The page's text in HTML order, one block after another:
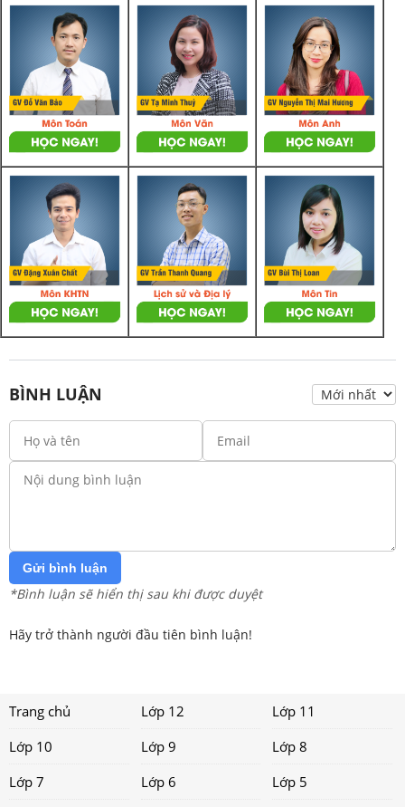
BÌNH LUẬN
Gửi bình luận
*Bình luận sẽ hiển thị sau khi được duyệt
Hãy trở thành người đầu tiên bình luận!
Trang chủ Lớp 12
Lớp 11
Lớp 10
Lớp 9
Lớp 8
Lớp 7
Lớp 6 Lớp 5